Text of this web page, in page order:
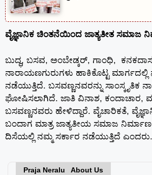
ವೈಜ್ಞಾನಿಕ ಚಿಂತನೆಯಿಂದ ಜಾತ್ಯತೀತ ಸಮಾಜ
ಬುದ್ಧ, ಬಸವ, ಅಂಬೇಡ್ಕರ್, ಗಾಂಧಿ,
ನಾರಾಯಣಗುರುಗಳು ಹಾಕಿಕೊಟ್ಟ ಮಾರ್ಗದಲ್ಲಿ
ನಡೆಯುತ್ತಿದೆ. ಬಸವಣ್ಣನವರನ್ನು ಸಾಂಸ್ಕೃತಿಕ
ಘೋಷಿಸಲಾಗಿದೆ. ಜಾತಿ ವಿನಾಶ, ಕಂದಾಚಾರ,
ಬಸವಣ್ಣನವರು ಹೇಳಿದ್ದಾರೆ. ವೈಚಾರಿಕತೆ,
ಬಂದಾಗ ಮಾತ್ರ ಜಾತ್ಯತೀಯ ಸಮಾಜ ನಿರ್ಮಾಣ
ದಿಸೆಯಲ್ಲಿ ನಮ್ಮ ಸರ್ಕಾರ ನಡೆಯುತ್ತಿದೆ ಎಂದರು.
Praja Neralu About Us